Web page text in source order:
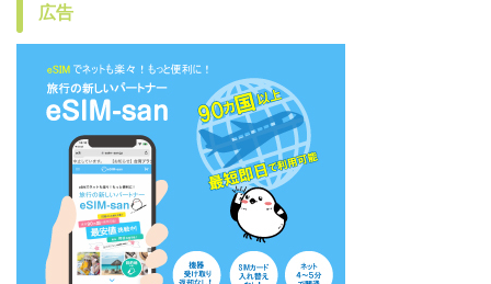
広告